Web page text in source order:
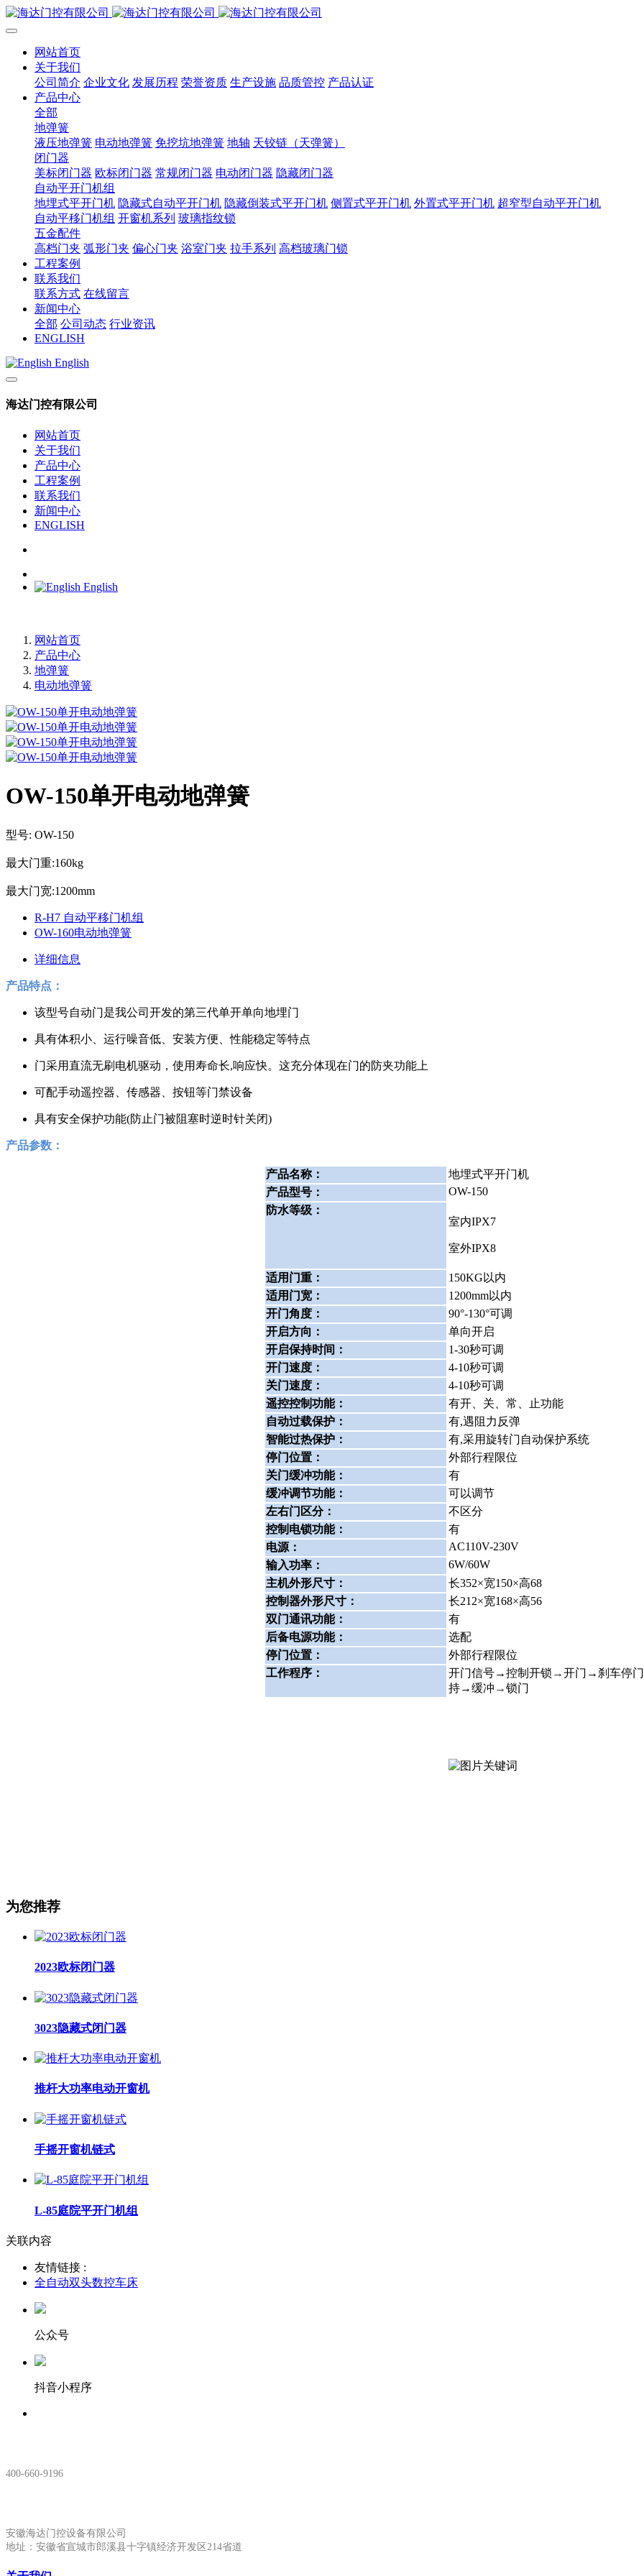
网站首页
关于我们
公司简介 企业文化 发展历程 荣誉资质 生产设施 品质管控 产品认证
产品中心
全部
地弹簧
液压地弹簧 电动地弹簧 免挖坑地弹簧 地轴 天铰链（天弹簧）
闭门器
美标闭门器 欧标闭门器 常规闭门器 电动闭门器 隐藏闭门器
自动平开门机组
地埋式平开门机 隐藏式自动平开门机 隐藏倒装式平开门机 侧置式平开门机 外置式平开门机 超窄型自动平开门机
自动平移门机组 开窗机系列 玻璃指纹锁
五金配件
高档门夹 弧形门夹 偏心门夹 浴室门夹 拉手系列 高档玻璃门锁
工程案例
联系我们
联系方式 在线留言
新闻中心
全部 公司动态 行业资讯
ENGLISH
English
海达门控有限公司
网站首页
关于我们
产品中心
工程案例
联系我们
新闻中心
ENGLISH
English
网站首页
产品中心
地弹簧
电动地弹簧
OW-150单开电动地弹簧
型号: OW-150
最大门重:160kg
最大门宽:1200mm
R-H7 自动平移门机组
OW-160电动地弹簧
详细信息
产品特点：
该型号自动门是我公司开发的第三代单开单向地埋门
具有体积小、运行噪音低、安装方便、性能稳定等特点
门采用直流无刷电机驱动，使用寿命长,响应快。这充分体现在门的防夹功能上
可配手动遥控器、传感器、按钮等门禁设备
具有安全保护功能(防止门被阻塞时逆时针关闭)
产品参数：
产品名称：
地埋式平开门机
产品型号：
OW-150
防水等级：
室内IPX7
室外IPX8
适用门重：
150KG以内
适用门宽：
1200mm以内
开门角度：
90°-130°可调
开启方向：
单向开启
开启保持时间：
1-30秒可调
开门速度：
4-10秒可调
关门速度：
4-10秒可调
遥控控制功能：
有开、关、常、止功能
自动过载保护：
有,遇阻力反弹
智能过热保护：
有,采用旋转门自动保护系统
停门位置：
外部行程限位
关门缓冲功能：
有
缓冲调节功能：
可以调节
左右门区分：
不区分
控制电锁功能：
有
电源：
AC110V-230V
输入功率：
6W/60W
主机外形尺寸：
长352×宽150×高68
控制器外形尺寸：
长212×宽168×高56
双门通讯功能：
有
后备电源功能：
选配
停门位置：
外部行程限位
工作程序：
开门信号→控制开锁 →开门→刹车停
持→缓冲 →锁门
为您推荐
2023欧标闭门器
3023隐藏式闭门器
推杆大功率电动开窗机
手摇开窗机链式
L-85庭院平开门机组
关联内容
友情链接 :
全自动双头数控车床
公众号
抖音小程序
400-660-9196
安徽海达门控设备有限公司
地址：安徽省宣城市郎溪县十字镇经济开发区214省道